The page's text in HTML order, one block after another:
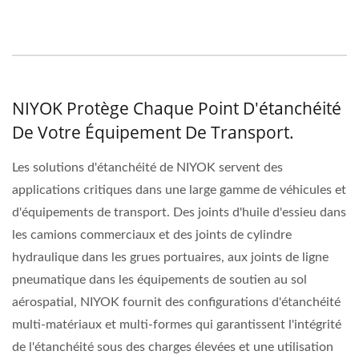
NIYOK Protège Chaque Point D'étanchéité
De Votre Équipement De Transport.
Les solutions d'étanchéité de NIYOK servent des
applications critiques dans une large gamme de véhicules et
d'équipements de transport. Des joints d'huile d'essieu dans
les camions commerciaux et des joints de cylindre
hydraulique dans les grues portuaires, aux joints de ligne
pneumatique dans les équipements de soutien au sol
aérospatial, NIYOK fournit des configurations d'étanchéité
multi-matériaux et multi-formes qui garantissent l'intégrité
de l'étanchéité sous des charges élevées et une utilisation